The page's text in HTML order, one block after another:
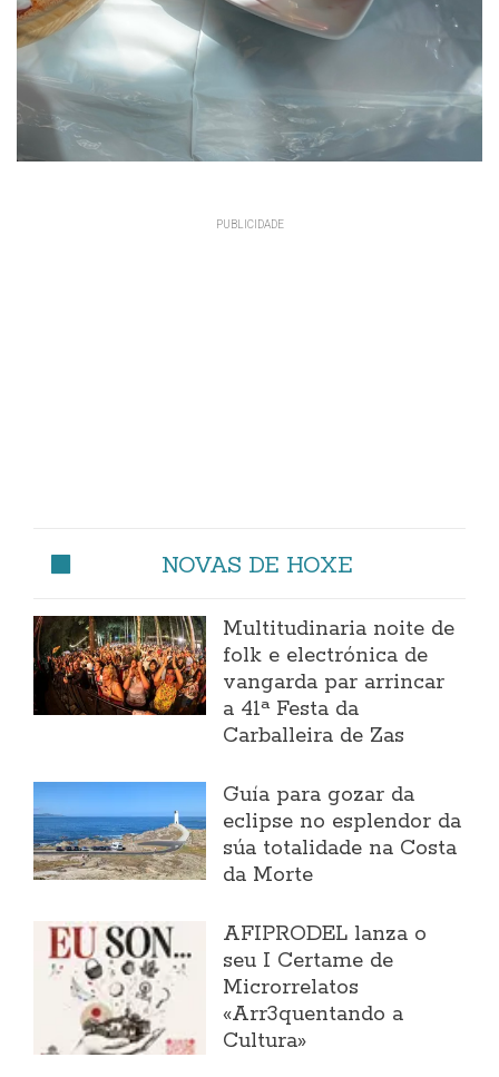
NOVAS DE HOXE
Multitudinaria noite de
folk e electrónica de
vangarda par arrincar
a 41ª Festa da
Carballeira de Zas
Guía para gozar da
eclipse no esplendor da
súa totalidade na Costa
da Morte
AFIPRODEL lanza o
seu I Certame de
Microrrelatos
«Arr3quentando a
Cultura»